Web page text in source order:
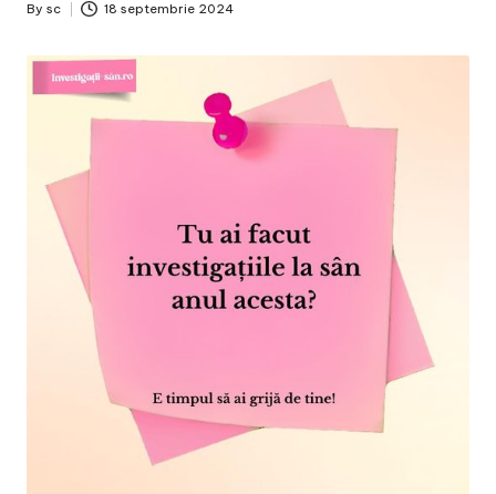
Posted
By sc 18 septembrie 2024